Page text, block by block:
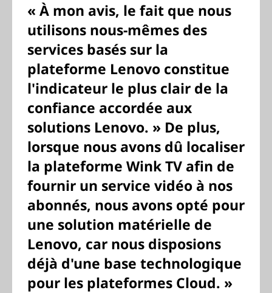
« À mon avis, le fait que nous
utilisons nous-mêmes des
services basés sur la
plateforme Lenovo constitue
l'indicateur le plus clair de la
confiance accordée aux
solutions Lenovo. » De plus,
lorsque nous avons dû localiser
la plateforme Wink TV afin de
fournir un service vidéo à nos
abonnés, nous avons opté pour
une solution matérielle de
Lenovo, car nous disposions
déjà d'une base technologique
pour les plateformes Cloud. »